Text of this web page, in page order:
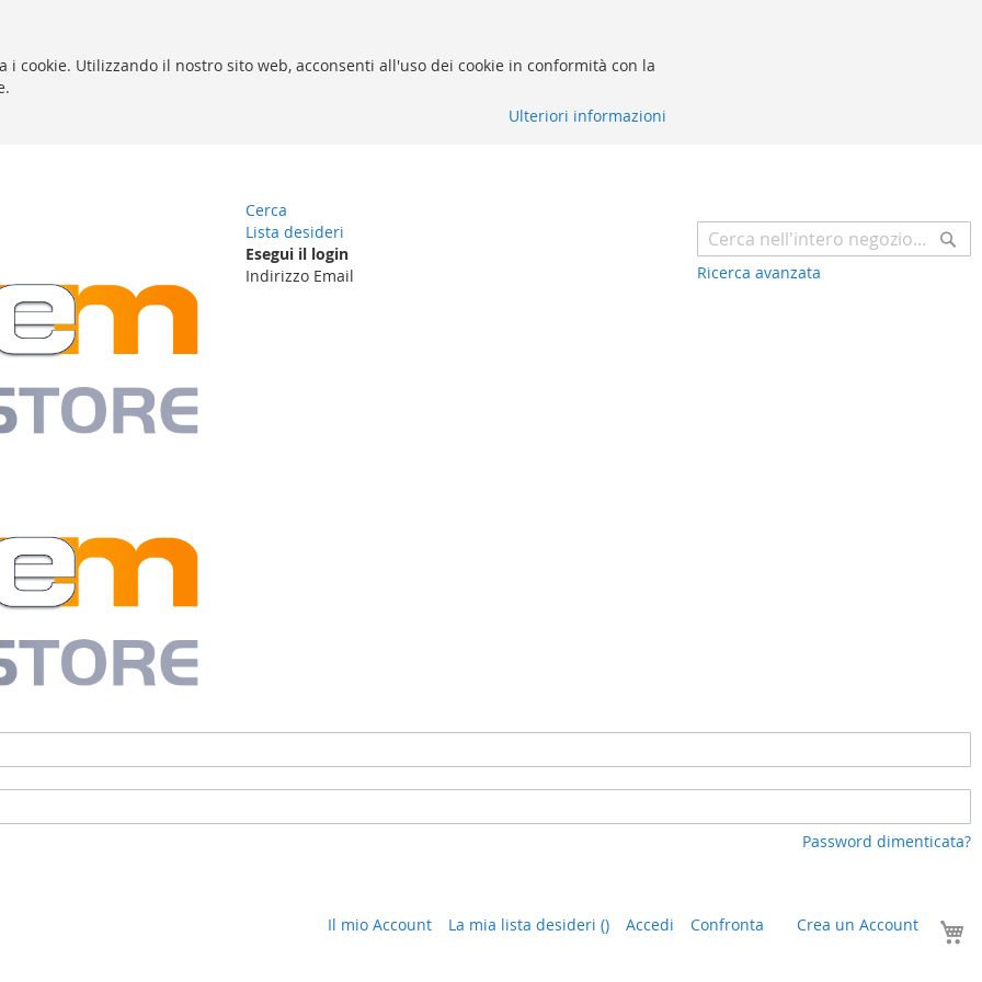
i cookie. Utilizzando il nostro sito web, acconsenti all'uso dei cookie in conformità con la
Ulteriori informazioni
Cerca
Ricerca avanzata
Lista desideri
Esegui il login
Indirizzo Email
Password dimenticata?
Il mio Account La mia lista desideri () Accedi Confronta Crea un Account